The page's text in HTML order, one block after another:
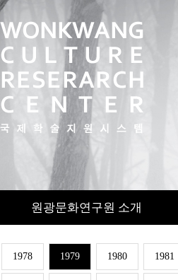
원광문화연구원 소개
1978 1979 1980 1981